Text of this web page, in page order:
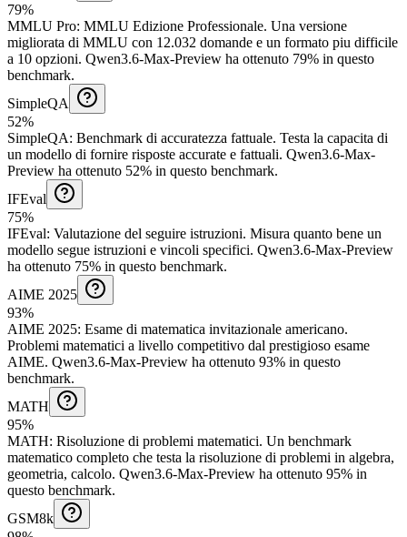
79%
MMLU Pro: MMLU Edizione Professionale. Una versione
migliorata di MMLU con 12.032 domande e un formato piu difficile
a 10 opzioni. Qwen3.6-Max-Preview ha ottenuto 79% in questo
benchmark.
SimpleQA
52%
SimpleQA: Benchmark di accuratezza fattuale. Testa la capacita di
un modello di fornire risposte accurate e fattuali. Qwen3.6-Max-
Preview ha ottenuto 52% in questo benchmark.
IFEval
75%
IFEval: Valutazione del seguire istruzioni. Misura quanto bene un
modello segue istruzioni e vincoli specifici. Qwen3.6-Max-Preview
ha ottenuto 75% in questo benchmark.
AIME 2025
93%
AIME 2025: Esame di matematica invitazionale americano.
Problemi matematici a livello competitivo dal prestigioso esame
AIME. Qwen3.6-Max-Preview ha ottenuto 93% in questo
benchmark.
MATH
95%
MATH: Risoluzione di problemi matematici. Un benchmark
matematico completo che testa la risoluzione di problemi in algebra,
geometria, calcolo. Qwen3.6-Max-Preview ha ottenuto 95% in
questo benchmark.
GSM8k